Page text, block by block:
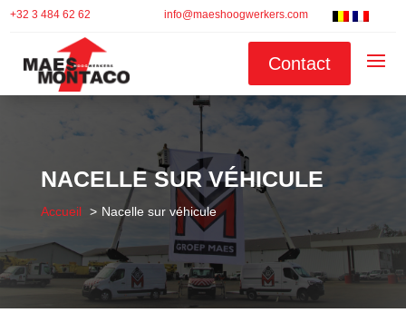
+32 3 484 62 62 info@maeshoogwerkers.com
Contact
NACELLE SUR VÉHICULE
Accueil Nacelle sur véhicule